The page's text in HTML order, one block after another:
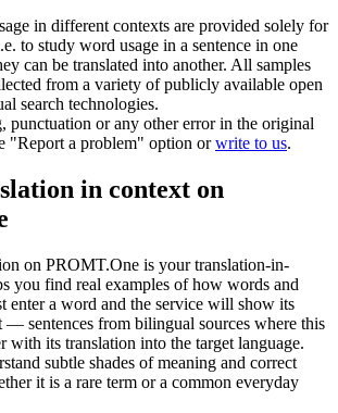
in different contexts are provided solely for
to study word usage in a sentence in one
can be translated into another. All samples
from a variety of publicly available open
search technologies.
punctuation or any other error in the original
"Report a problem" option orwrite to us.
in context on
on PROMT.One is your translation-in-
you find real examples of how words and
enter a word and the service will show its
— sentences from bilingual sources where this
with its translation into the target language.
subtle shades of meaning and correct
it is a rare term or a common everyday